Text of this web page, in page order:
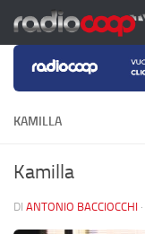
Salta al contenuto
KAMILLA
Kamilla
DI ANTONIO BACCIOCCHI ·